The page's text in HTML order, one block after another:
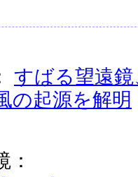
すばる望遠
の起源を解明